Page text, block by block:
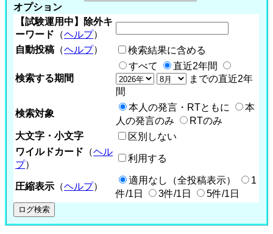
オプション
【試験運用中】除外キ
ーワード （ヘルプ）
自動投稿 （ヘルプ） 検索結果に含める
検索する期間
すべて
直近2年間
までの直近2年
間
検索対象
本人の発言・RTともに
本
人の発言のみ
RTのみ
大文字・小文字
区別しない
ワイルドカード （ヘル
プ）
利用する
圧縮表示 （ヘルプ）
適用なし（全投稿表示）
1
件/1日
3件/1日 5件/1日